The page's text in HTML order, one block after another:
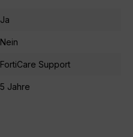
Ja
Nein
FortiCare Support
5 Jahre